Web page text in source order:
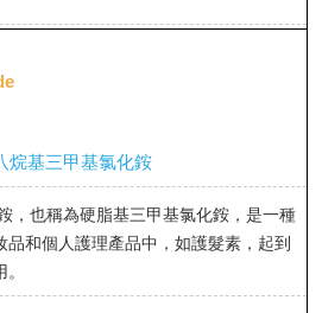
烷基三甲基氯化銨
，也稱為硬脂基三甲基氯化銨，是一種
和個人護理產品中，如護髮素，起到